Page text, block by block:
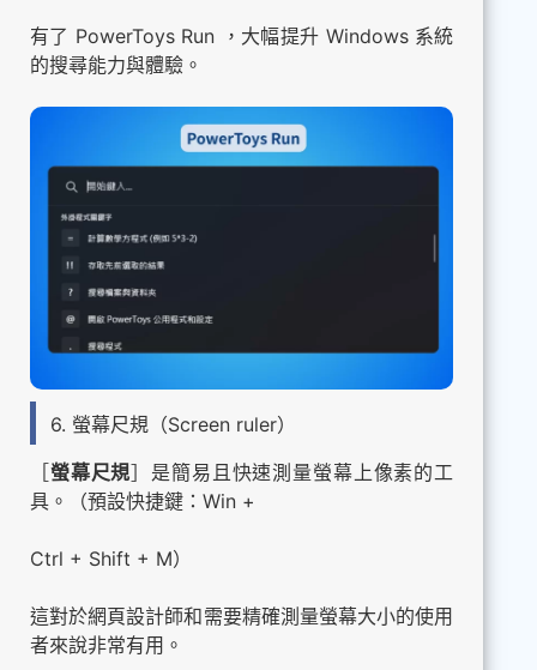
有了 PowerToys Run ，大幅提升 Windows 系統
的搜尋能力與體驗。
6. 螢幕尺規（Screen ruler）
［螢幕尺規］是簡易且快速測量螢幕上像素的工
具。（預設快捷鍵：Win +
Ctrl + Shift + M）
這對於網頁設計師和需要精確測量螢幕大小的使用
者來說非常有用。